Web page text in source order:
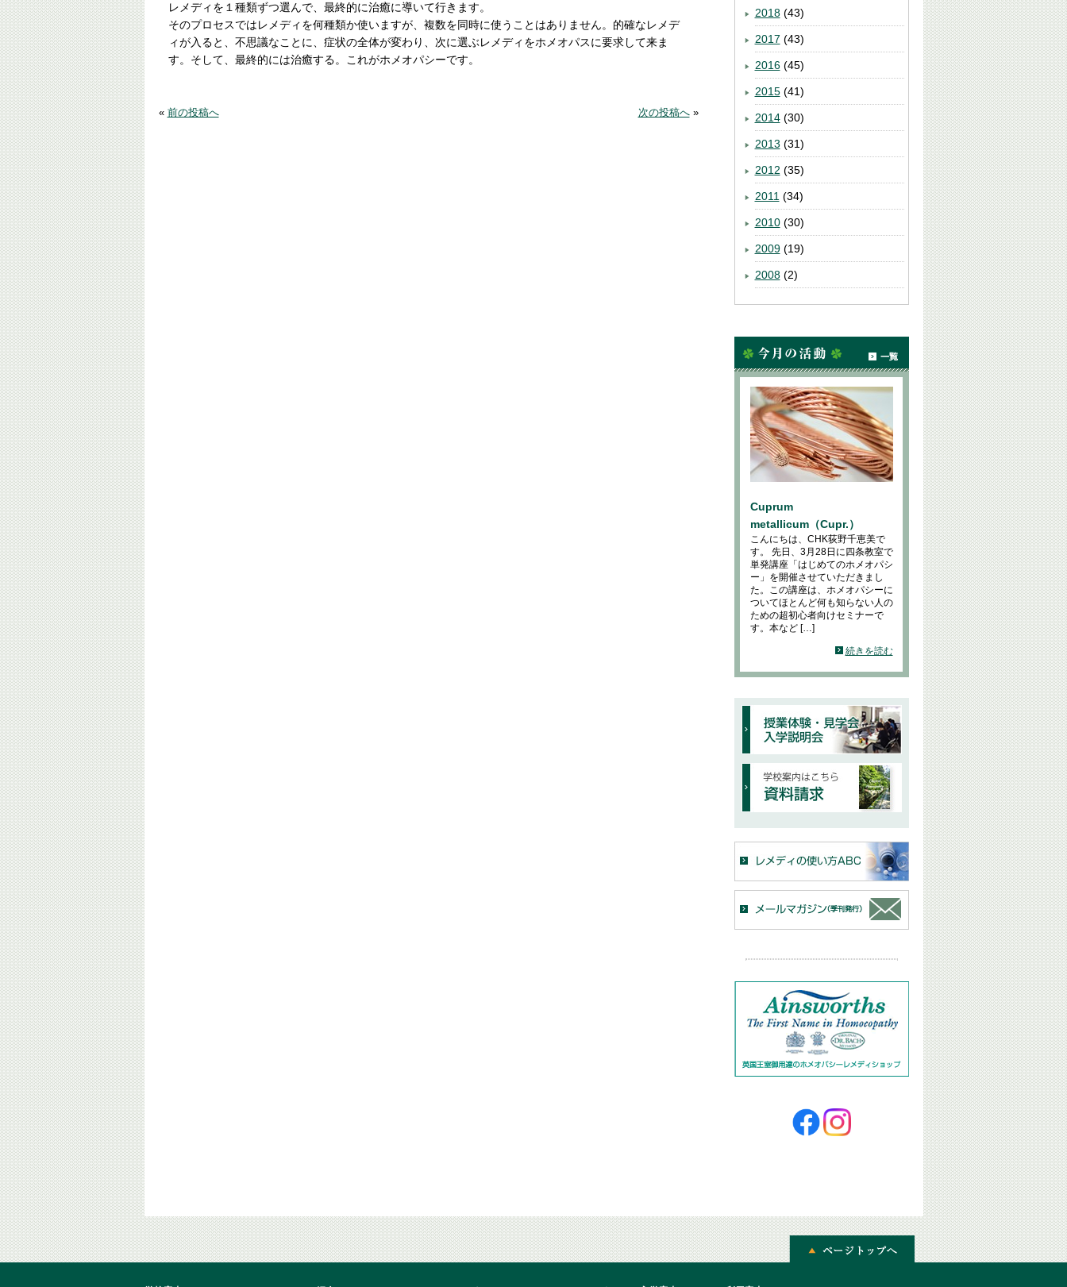
レメディを１種類ずつ選んで、最終的に治癒に導いて行きます。
そのプロセスではレメディを何種類か使いますが、複数を同時に使うことはありません。的確なレメデ
ィが入ると、不思議なことに、症状の全体が変わり、次に選ぶレメディをホメオパスに要求して来ま
す。そして、最終的には治癒する。これがホメオパシーです。
« 前の投稿へ 次の投稿へ»
2018(43)
2017 (43)
2016(45)
2015(41)
2014(30)
2013 (31)
2012 (35)
2011 (34)
2010(30)
2009(19)
2008(2)
Cuprum
metallicum（Cupr.）
こんにちは、CHK荻野千恵美で
す。 先日、3月28日に四条教室で
単発講座「はじめてのホメオパシ
ー」を開催させていただきまし
た。この講座は、ホメオパシーに
ついてほとんど何も知らない人の
ための超初心者向けセミナーで
す。本など […]
続きを読む